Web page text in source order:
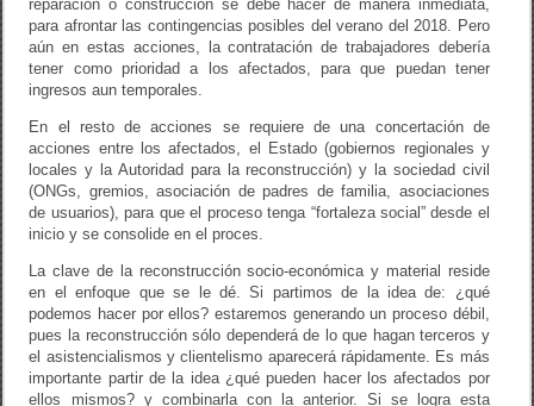
reparación o construcción se debe hacer de manera inmediata,
para afrontar las contingencias posibles del verano del 2018. Pero
aún en estas acciones, la contratación de trabajadores debería
tener como prioridad a los afectados, para que puedan tener
ingresos aun temporales.
En el resto de acciones se requiere de una concertación de
acciones entre los afectados, el Estado (gobiernos regionales y
locales y la Autoridad para la reconstrucción) y la sociedad civil
(ONGs, gremios, asociación de padres de familia, asociaciones
de usuarios), para que el proceso tenga “fortaleza social” desde el
inicio y se consolide en el proces.
La clave de la reconstrucción socio-económica y material reside
en el enfoque que se le dé. Si partimos de la idea de: ¿qué
podemos hacer por ellos? estaremos generando un proceso débil,
pues la reconstrucción sólo dependerá de lo que hagan terceros y
el asistencialismos y clientelismo aparecerá rápidamente. Es más
importante partir de la idea ¿qué pueden hacer los afectados por
ellos mismos? y combinarla con la anterior. Si se logra esta